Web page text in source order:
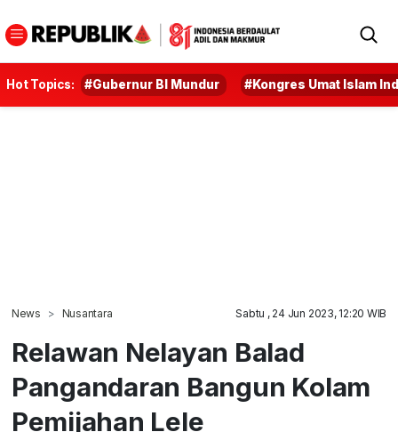
Hot Topics: #Gubernur BI Mundur #Kongres Umat Islam
News Nusantara Sabtu , 24 Jun 2023, 12:20 WIB
Relawan Nelayan Balad
Pangandaran Bangun Kolam
Pemijahan Lele